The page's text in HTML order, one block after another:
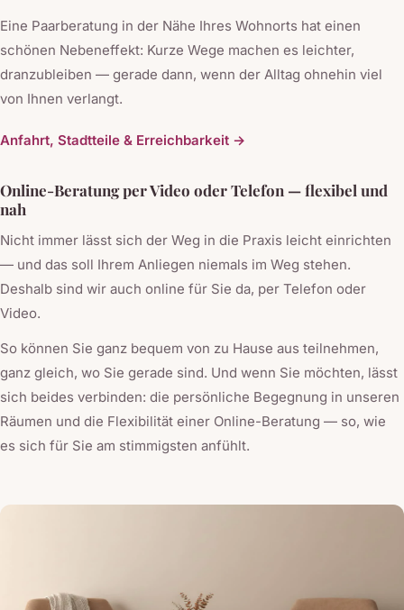
Eine Paarberatung in der Nähe Ihres Wohnorts hat einen
schönen Nebeneffekt: Kurze Wege machen es leichter,
dranzubleiben — gerade dann, wenn der Alltag ohnehin viel
von Ihnen verlangt.
Anfahrt, Stadtteile & Erreichbarkeit →
Online-Beratung per Video oder Telefon — flexibel und
nah
Nicht immer lässt sich der Weg in die Praxis leicht einrichten
— und das soll Ihrem Anliegen niemals im Weg stehen.
Deshalb sind wir auch online für Sie da, per Telefon oder
Video.
So können Sie ganz bequem von zu Hause aus teilnehmen,
ganz gleich, wo Sie gerade sind. Und wenn Sie möchten, lässt
sich beides verbinden: die persönliche Begegnung in unseren
Räumen und die Flexibilität einer Online-Beratung — so, wie
es sich für Sie am stimmigsten anfühlt.